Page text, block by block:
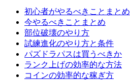
初心者がやるべきことまとめ
今やるべきことまとめ
部位破壊のやり方
試練進化のやり方と条件
パズドラパスは買うべきか
ランク上げの効率的な方法
コインの効率的な稼ぎ方